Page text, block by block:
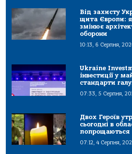
Від захисту
щита Європи:
змінює
оборони
10:13, 6 Серпня,
Ukraine
інвестиції у
стандарти
07:33, 5 Серпня,
Двох Героїв
сьогодні в
попрощаються
07:12, 4 Серпня,